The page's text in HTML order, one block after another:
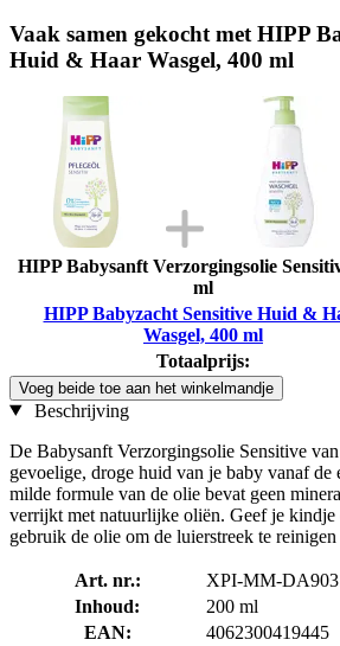
Vaak samen gekocht met HIPP
Huid & Haar Wasgel, 400 ml
HIPP Babysanft Verzorgingsolie
ml
HIPP Babyzacht Sensitive Huid &
Wasgel, 400 ml
Totaalprijs:
Voeg beide toe aan het winkelmandje
Beschrijving
De Babysanft Verzorgingsolie Sensitive
gevoelige, droge huid van je baby vanaf de
milde formule van de olie bevat geen
verrijkt met natuurlijke oliën. Geef je kindje
gebruik de olie om de luierstreek te
Art. nr.:
XPI-MM-
Inhoud:
200 ml
EAN:
4062300419445